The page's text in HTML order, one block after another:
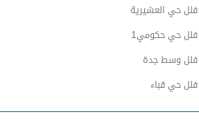
فلل حي العشيرية
فلل حي حكومي1
فلل وسط جدة
فلل حي قباء